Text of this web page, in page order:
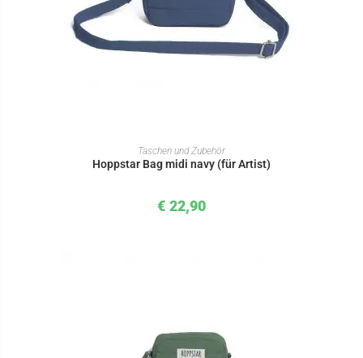
IN DEN WARENKORB
Taschen und Zubehör
Hoppstar Bag midi navy (für Artist)
€ 22,90